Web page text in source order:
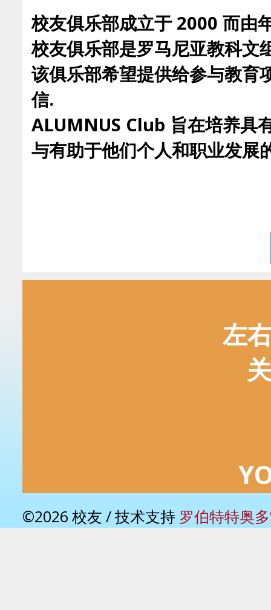
校友俱乐部成立于 2000 而由
校友俱乐部是罗马尼亚教科文
该俱乐部希望提供给参与教育
信.
ALUMNUS Club 旨在培养具
与有助于他们个人和职业发展
左
©2026 校友 / 技术支持 罗伯特特奥